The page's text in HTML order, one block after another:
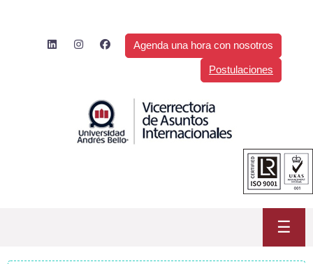
Agenda una hora con nosotros
Postulaciones
☰